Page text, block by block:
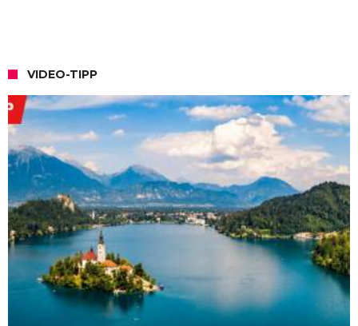
VIDEO-TIPP